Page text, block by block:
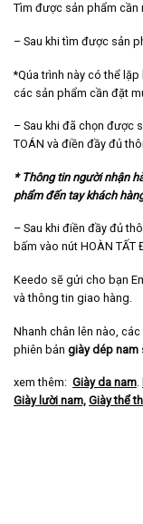
Tìm được sản phẩm cần
– Sau khi tìm được sản
*Qúa trình này có thể
các sản phẩm cần đặt
– Sau khi đã chọn được
TOÁN và điền đầy đủ
* Thông tin người nhận
phẩm đến tay khách
– Sau khi điền đầy đủ
bấm vào nút HOÀN TẤT
Keedo sẽ gửi cho bạn
và thông tin giao hàng.
Nhanh chân lên nào,
phiên bản giày dép nam
xem thêm: Giày da nam.
Giày lười nam, Giày thể